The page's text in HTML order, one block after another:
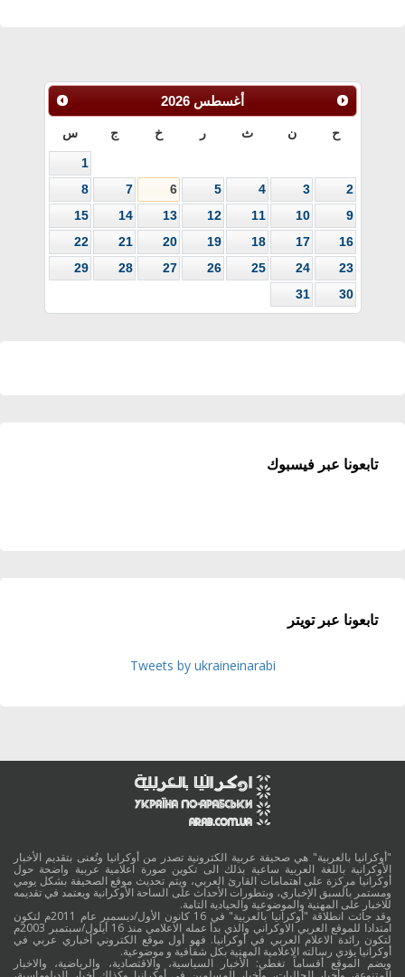
أغسطس 2026
ح ن ث ر خ ج س
1
2
3
4
5
6
7
8
9
10
11
12
13
14
15
16
17
18
19
20
21
22
23
24
25
26
27
28
29
30
31
تابعونا عبر فيسبوك
تابعونا عبر تويتر
Tweets by ukraineinarabi
"أوكرانيا بالعربية" هي صحيفة عربية الكترونية تصدر من أوكرانيا وتُعنى بتقديم الأخبار
الأوكرانية باللغة العربية ساعية بذلك الى تكوين صورة اعلامية عربية واضحة حول
أوكرانيا مركزة على اهتمامات القارئ العربي، ويتم تحديث موقع الصحيفة بشكل يومي
ومستمر بالسبق الإخباري، وبتطورات الأحداث على الساحة الأوكرانية ويعتمد في تقديمه
للاخبار على المهنية والموضوعية والحيادية التامة.
وقد جائت انطلاقة "أوكرانيا بالعربية" في 16 كانون الأول/ديسمبر عام 2011م لتكون
امتدادا للموقع العربي الاوكراني والذي بدأ عمله الاعلامي منذ 16 أيلول/سبتمبر 2003م
لتكون رائدة الاعلام العربي في أوكرانيا. فهو أول موقع الكتروني أخباري عربي في
أوكرانيا يؤدي رسالته الاعلامية المهنية بكل شفافية و موضوعية.
ويضم الموقع أقساماً تغطي: الأخبار السياسية، والاقتصادية، والرياضية، والاخبار